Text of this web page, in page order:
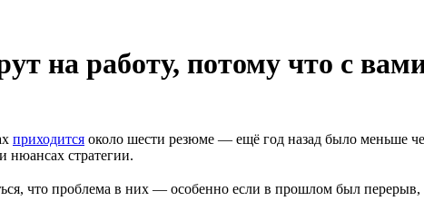
на работу, потому что с
приходится около шести резюме — ещё год назад было меньше
нюансах стратегии.
что проблема в них — особенно если в прошлом был перерыв,